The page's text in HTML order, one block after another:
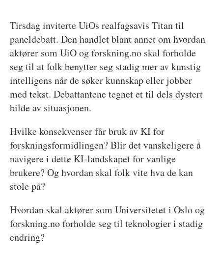
Tirsdag inviterte UiOs realfagsavis Titan til
paneldebatt. Den handlet blant annet om hvordan
aktører som UiO og forskning.no skal forholde
seg til at folk benytter seg stadig mer av kunstig
intelligens når de søker kunnskap eller jobber
med tekst. Debattantene tegnet et til dels dystert
bilde av situasjonen.
Hvilke konsekvenser får bruk av KI for
forskningsformidlingen? Blir det vanskeligere å
navigere i dette KI-landskapet for vanlige
brukere? Og hvordan skal folk vite hva de kan
stole på?
Hvordan skal aktører som Universitetet i Oslo og
forskning.no forholde seg til teknologier i stadig
endring?